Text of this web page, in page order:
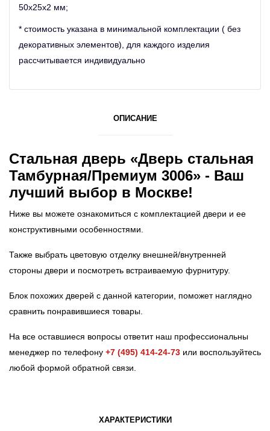
50х25х2 мм;
* стоимость указана в минимальной комплектации ( без
декоративных элементов), для каждого изделия
рассчитывается индивидуально
ОПИСАНИЕ
Стальная дверь «Дверь стальная
Тамбурная/Премиум 3006» - Ваш
лучший выбор в Москве!
Ниже вы можете ознакомиться с комплектацией двери и ее
конструктивными особенностями.
Также выбрать цветовую отделку внешней/внутренней
стороны двери и посмотреть встраиваемую фурнитуру.
Блок похожих дверей с данной категории, поможет наглядно
сравнить понравившиеся товары.
На все оставшиеся вопросы ответит наш профессиональны
менеджер по телефону +7 (495) 414-24-73 или воспользуйтесь
любой формой обратной связи.
ХАРАКТЕРИСТИКИ